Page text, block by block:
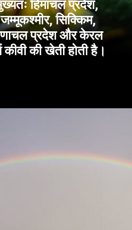
हिमाचल प्रदेश,
सिक्किम,
प्रदेश और केरल
कीवी की खेती होती है।